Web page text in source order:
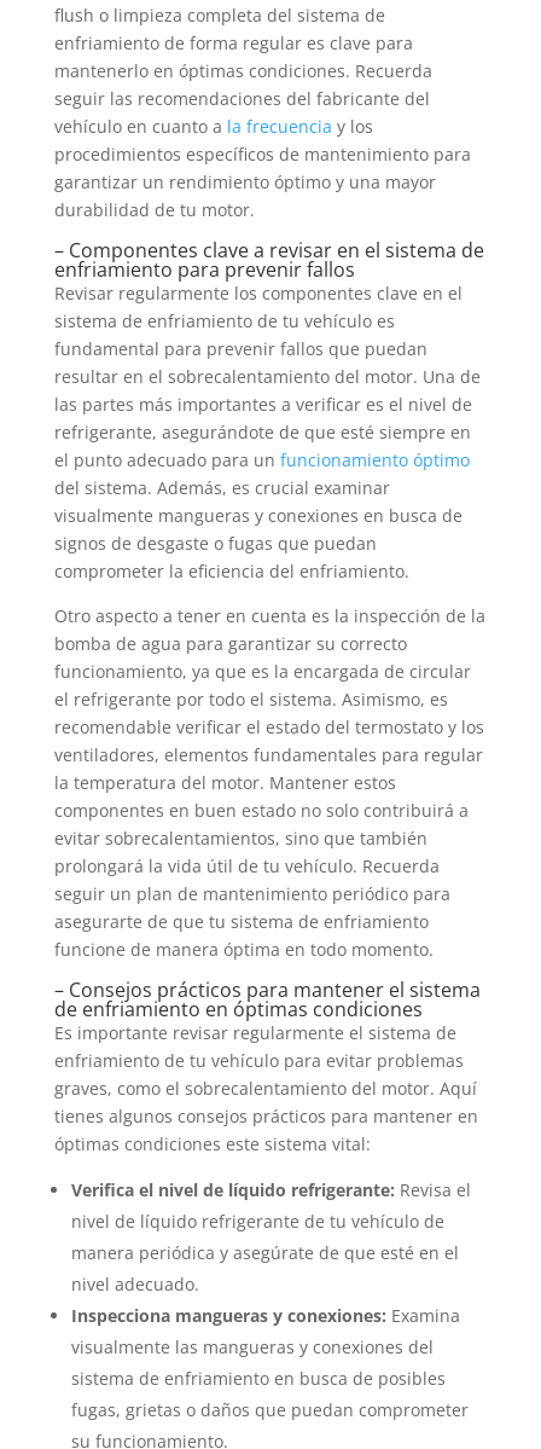
flush o limpieza completa del sistema de
enfriamiento de forma regular es clave para
mantenerlo en óptimas condiciones. Recuerda
seguir las recomendaciones del fabricante del
vehículo en cuanto a la frecuencia y los
procedimientos específicos de mantenimiento para
garantizar un rendimiento óptimo y una mayor
durabilidad de tu motor.
– Componentes clave a revisar en el sistema de
enfriamiento para prevenir fallos
Revisar regularmente los componentes clave en el
sistema de enfriamiento de tu vehículo es
fundamental para prevenir fallos que puedan
resultar en el sobrecalentamiento del motor. Una de
las partes más importantes a verificar es el nivel de
refrigerante, asegurándote de que esté siempre en
el punto adecuado para un funcionamiento óptimo
del sistema. Además, es crucial examinar
visualmente mangueras y conexiones en busca de
signos de desgaste o fugas que puedan
comprometer la eficiencia del enfriamiento.
Otro aspecto a tener en cuenta es la inspección de la
bomba de agua para garantizar su correcto
funcionamiento, ya que es la encargada de circular
el refrigerante por todo el sistema. Asimismo, es
recomendable verificar el estado del termostato y los
ventiladores, elementos fundamentales para regular
la temperatura del motor. Mantener estos
componentes en buen estado no solo contribuirá a
evitar sobrecalentamientos, sino que también
prolongará la vida útil de tu vehículo. Recuerda
seguir un plan de mantenimiento periódico para
asegurarte de que tu sistema de enfriamiento
funcione de manera óptima en todo momento.
– Consejos prácticos para mantener el sistema
de enfriamiento en óptimas condiciones
Es importante revisar regularmente el sistema de
enfriamiento de tu vehículo para evitar problemas
graves, como el sobrecalentamiento del motor. Aquí
tienes algunos consejos prácticos para mantener en
óptimas condiciones este sistema vital:
Verifica el nivel de líquido refrigerante: Revisa el
nivel de líquido refrigerante de tu vehículo de
manera periódica y asegúrate de que esté en el
nivel adecuado.
Inspecciona mangueras y conexiones: Examina
visualmente las mangueras y conexiones del
sistema de enfriamiento en busca de posibles
fugas, grietas o daños que puedan comprometer
su funcionamiento.